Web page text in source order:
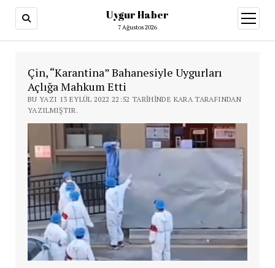
Uygur Haber
7 Ağustos 2026
aç
Çin, “Karantina” Bahanesiyle Uygurları
Açlığa Mahkum Etti
BU YAZI 13 EYLÜL 2022 22:52 TARIHINDE KARA TARAFINDAN
YAZILMIŞTIR.